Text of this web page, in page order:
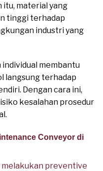
itu, material yang
tinggi terhadap
industri yang
individual membantu
langsung terhadap
Dengan cara ini,
kesalahan prosedur
Conveyor di
melakukan preventive